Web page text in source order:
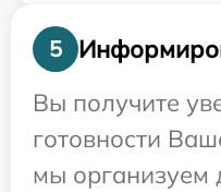
5
Вы получите
готовности
мы организуем